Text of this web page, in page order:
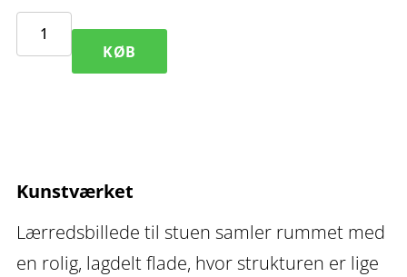
Mist
stuen
antal
KØB
Kunstværket
Lærredsbillede til stuen samler rummet med
en rolig, lagdelt flade, hvor strukturen er lige